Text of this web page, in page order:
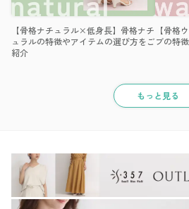
【骨格ナチュラル×低身長】骨格ナチ
ュラルの特徴やアイテムの選び方をご
紹介
【骨格
ブの特
もっと見る